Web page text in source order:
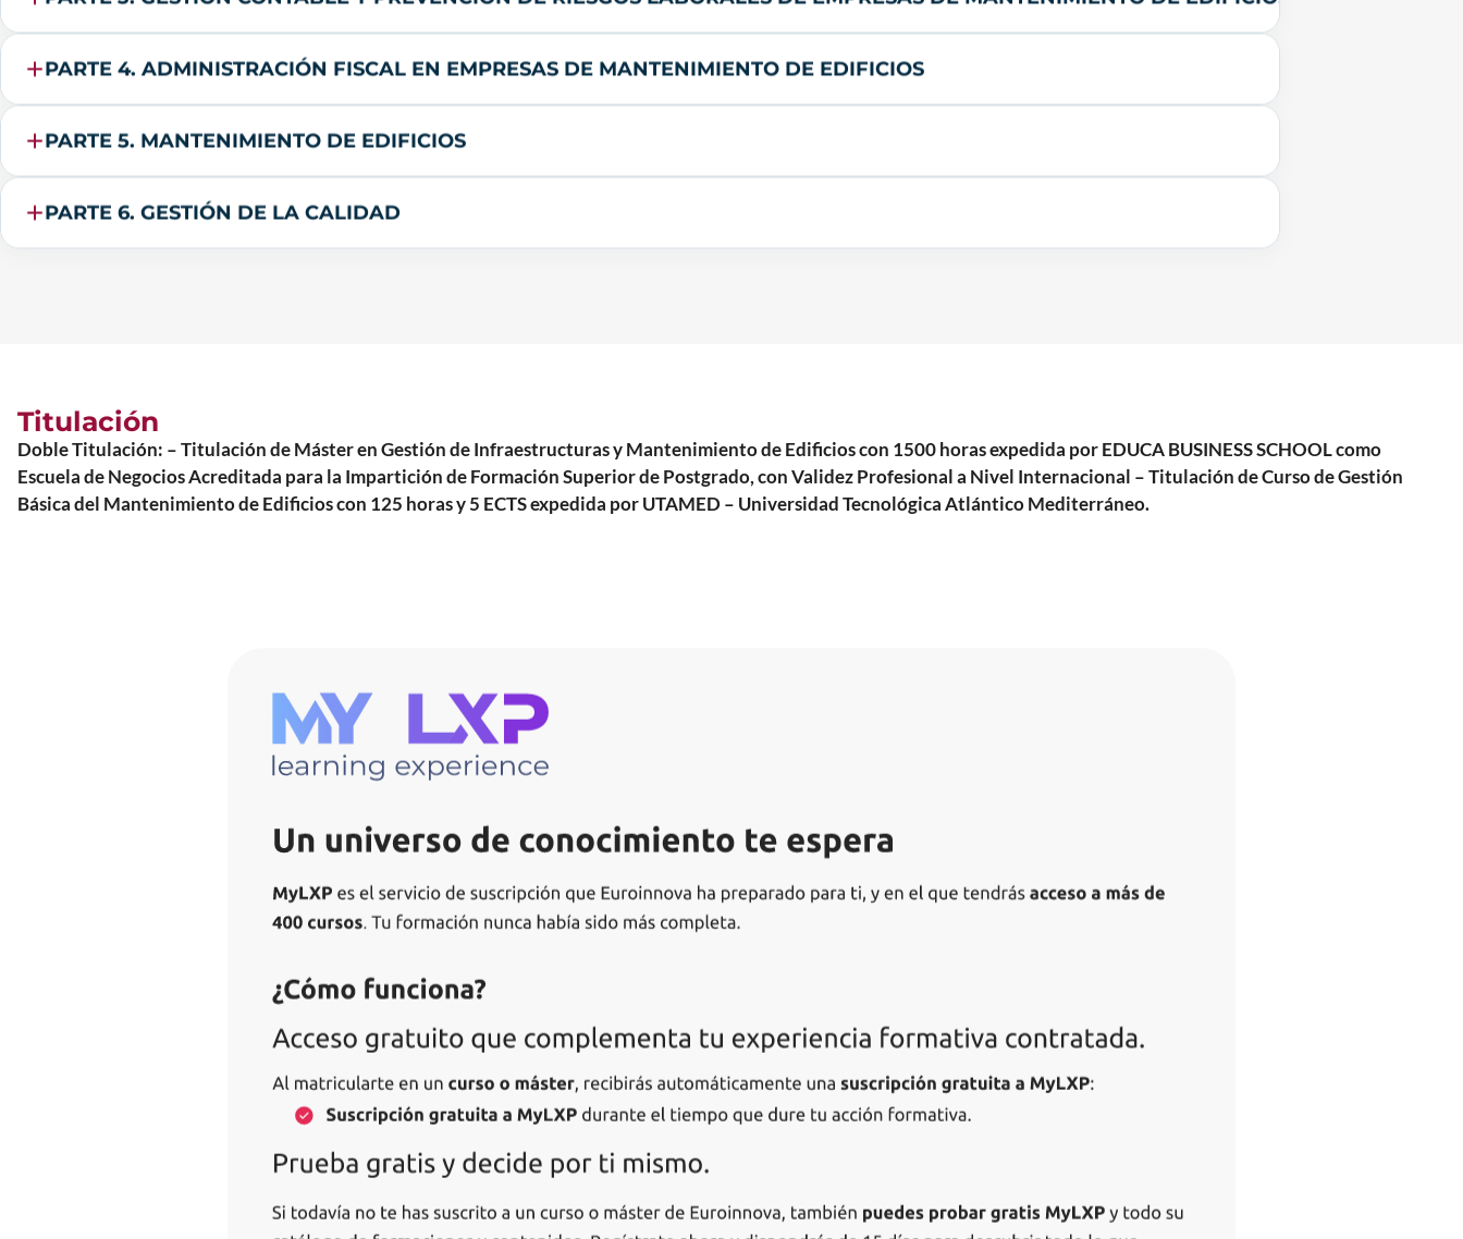
PARTE 4. ADMINISTRACIÓN FISCAL EN EMPRESAS DE MANTENIMIENTO DE EDIFICIOS
PARTE 6. GESTIÓN DE LA CALIDAD
Titulación
Doble Titulación: – Titulación de Máster en Gestión de Infraestructuras y Mantenimiento de Edificios con 1500 horas expedida por EDUCA BUSINESS SCHOOL como
Escuela de Negocios Acreditada para la Impartición de Formación Superior de Postgrado, con Validez Profesional a Nivel Internacional – Titulación de Curso de Gestión
Básica del Mantenimiento de Edificios con 125 horas y 5 ECTS expedida por UTAMED – Universidad Tecnológica Atlántico Mediterráneo.